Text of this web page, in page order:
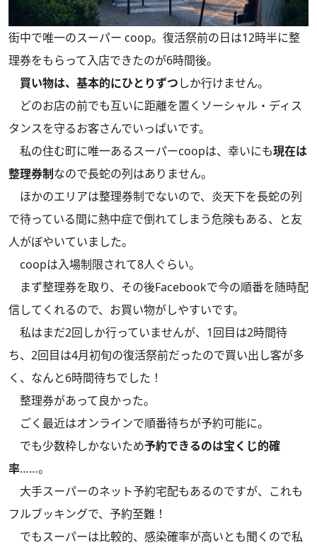
街中で唯一のスーパー coop。復活祭前の日は12時半に整
理券をもらって入店できたのが6時間後。
買い物は、基本的にひとりずつしか行けません。
どのお店の前でも互いに距離を置くソーシャル・ディス
タンスを守るお客さんでいっぱいです。
私の住む町に唯一あるスーパーcoopは、幸いにも現在は
整理券制なので長蛇の列はありません。
ほかのエリアは整理券制でないので、炎天下を長蛇の列
で待っている間に熱中症で倒れてしまう危険もある、と友
人がぼやいていました。
coopは入場制限されて8人ぐらい。
まず整理券を取り、その後Facebookで今の順番を随時配
信してくれるので、お買い物がしやすいです。
私はまだ2回しか行っていませんが、1回目は2時間待
ち、2回目は4月初旬の復活祭前だったので買い出し客が多
く、なんと6時間待ちでした！
整理券があって良かった。
ごく最近はオンラインで順番待ちが予約可能に。
でも少数枠しかないため予約できるのは宝くじ的確
率……。
大手スーパーのネット予約宅配もあるのですが、これも
フルブッキングで、予約至難！
でもスーパーは比較的、感染確率が高いとも聞くので私